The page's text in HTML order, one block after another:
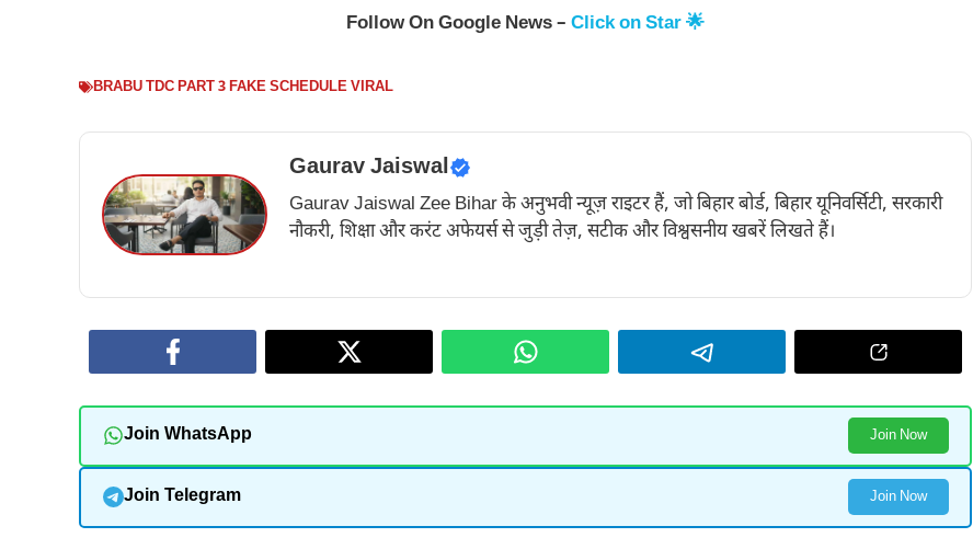
Follow On Google News – Click on Star 🌟
BRABU TDC PART 3 FAKE SCHEDULE VIRAL
Gaurav Jaiswal
Gaurav Jaiswal Zee Bihar के अनुभवी न्यूज़ राइटर हैं, जो बिहार बोर्ड, बिहार यूनिवर्सिटी, सरकारी
नौकरी, शिक्षा और करंट अफेयर्स से जुड़ी तेज़, सटीक और विश्वसनीय खबरें लिखते हैं।
Join WhatsApp Join Now
Join Telegram Join Now